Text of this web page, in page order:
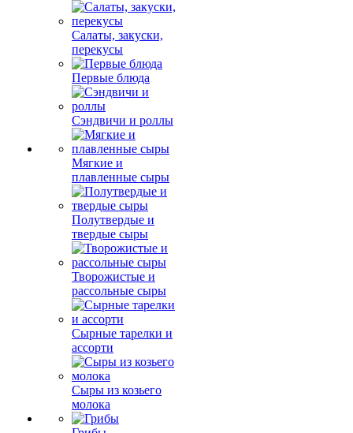
Салаты, закуски,
перекусы
Первые блюда
Сэндвичи и роллы
Мягкие и
плавленные сыры
Полутвердые и
твердые сыры
Творожистые и
рассольные сыры
Сырные тарелки и
ассорти
Сыры из козьего
молока